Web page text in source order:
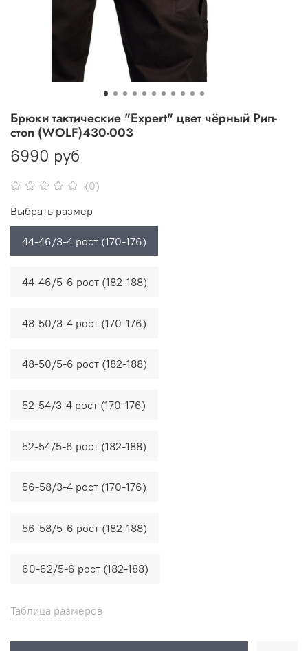
(0)
Брюки тактические "Expert" цвет чёрный Рип-
стоп (WOLF)430-003
6990 руб
Таблица размеров
Выбрать размер
44-46/3-4 рост (170-176)
44-46/5-6 рост (182-188)
48-50/3-4 рост (170-176)
48-50/5-6 рост (182-188)
52-54/3-4 рост (170-176)
52-54/5-6 рост (182-188)
56-58/3-4 рост (170-176)
56-58/5-6 рост (182-188)
60-62/5-6 рост (182-188)